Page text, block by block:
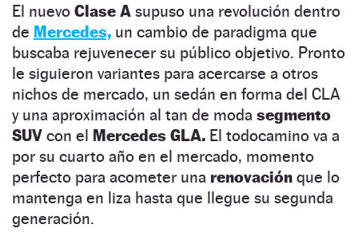
El nuevo Clase A supuso una revolución dentro
de Mercedes, un cambio de paradigma que
buscaba rejuvenecer su público objetivo. Pronto
le siguieron variantes para acercarse a otros
nichos de mercado, un sedán en forma del CLA
y una aproximación al tan de moda segmento
SUV con el Mercedes GLA. El todocamino va a
por su cuarto año en el mercado, momento
perfecto para acometer una renovación que lo
mantenga en liza hasta que llegue su segunda
generación.